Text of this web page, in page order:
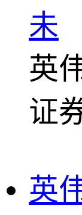
未
英
证
英